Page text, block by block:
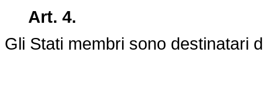
Art. 4.
Gli Stati membri sono destinatari